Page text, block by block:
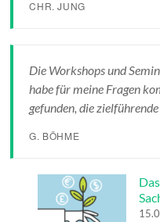
CHR. JUNG
Die Workshops und
habe für meine Fragen
gefunden, die
G. BÖHME